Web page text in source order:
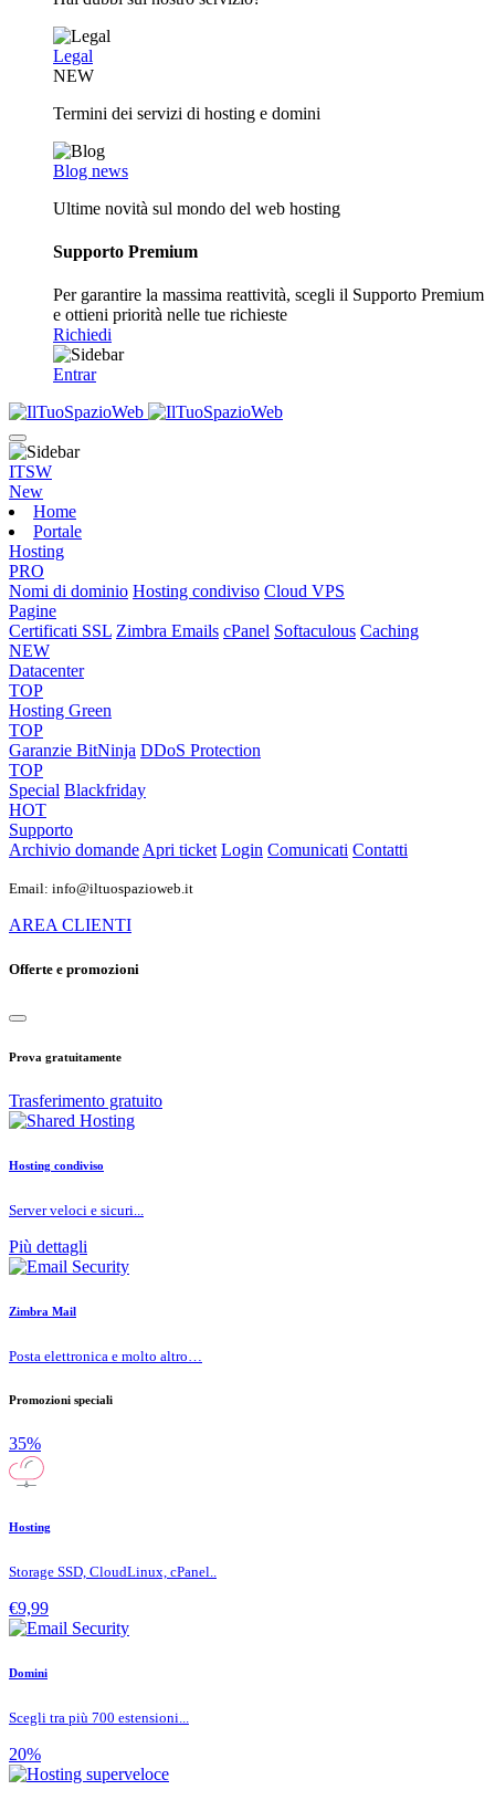
Legal
NEW
Termini dei servizi di hosting e domini
Blog news
Ultime novità sul mondo del web hosting
Supporto Premium
Per garantire la massima reattività, scegli il Supporto Premium
e ottieni priorità nelle tue richieste
Richiedi
Entrar
ITSW
New
Home
Portale
Hosting
PRO
Nomi di dominio Hosting condiviso Cloud VPS
Pagine
Certificati SSL Zimbra Emails cPanel Softaculous Caching
NEW
Datacenter
TOP
Hosting Green
TOP
Garanzie BitNinja DDoS Protection
TOP
Special Blackfriday
HOT
Supporto
Archivio domandeApri ticket Login Comunicati Contatti
Email: info@iltuospazioweb.it
AREA CLIENTI
Offerte e promozioni
Prova gratuitamente
Trasferimento gratuito
Hosting condiviso
Server veloci e sicuri...
Più dettagli
Zimbra Mail
Posta elettronica e molto altro…
Promozioni speciali
35%
Hosting
Storage SSD, CloudLinux, cPanel..
€9,99
Domini
Scegli tra più 700 estensioni...
20%